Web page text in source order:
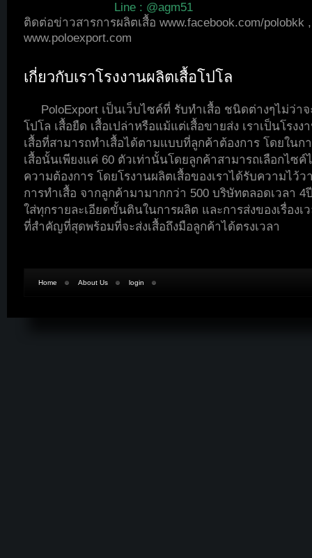
Line : @agm51
ติดต่อข่าวสารการผลิตเสื้อ www.facebook.com/polobkk ,
www.poloexport.com
เกี่ยวกับเราโรงงานผลิตเสื้อโปโล
PoloExport เป็นเว็บไซค์ที่ รับทำเสื้อ ชนิดต่างๆไม่ว่าจ
โปโล เสื้อยืด เสื้อเปล่าหรือแม้แต่เสื้อขายส่ง เราเป็นโรงง
เสื้อที่สามารถทำเสื้อได้ตามแบบที่ลูกค้าต้องการ โดยในก
เสื้อนั้นเพียงแค่ 60 ตัวเท่านั้นโดยลูกค้าสามารถเลือกไซค์
ความต้องการ โดยโรงานผลิตเสื้อของเราได้รับความไว้ว
การทำเสื้อ จากลูกค้ามามากกว่า 500 บริษัทตลอดเวลา
ใส่ทุกรายละเอียดขั้นตินในการผลิต และการส่งของเรื่องเ
ที่สำคัญที่สุดพร้อมที่จะส่งเสื้อถึงมือลูกค้าได้ตรงเวลา
Home About Us login